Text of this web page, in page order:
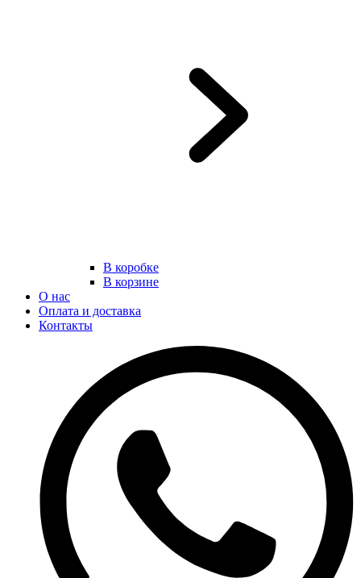
В коробке
В корзине
О нас
Оплата и доставка
Контакты